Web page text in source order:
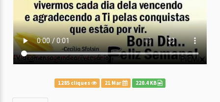
1285 cliques 21 Mar 220.4 KB